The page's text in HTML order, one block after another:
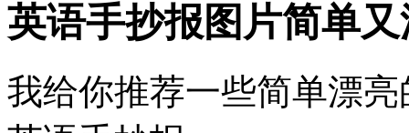
英语手抄报图片简单
我给你推荐一些简单漂